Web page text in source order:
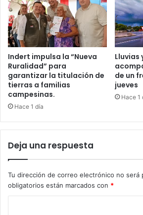
Indert impulsa la “Nueva
Ruralidad” para
garantizar la titulación de
tierras a familias
campesinas.
Hace 1 día
Lluvias
de un
jueves
Hace 1
Deja una respuesta
Tu dirección de correo electrónico no será
obligatorios están marcados con *